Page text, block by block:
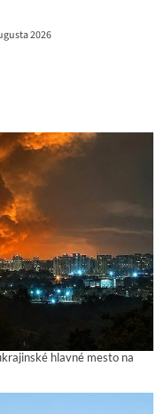
2026
hlavné mesto na